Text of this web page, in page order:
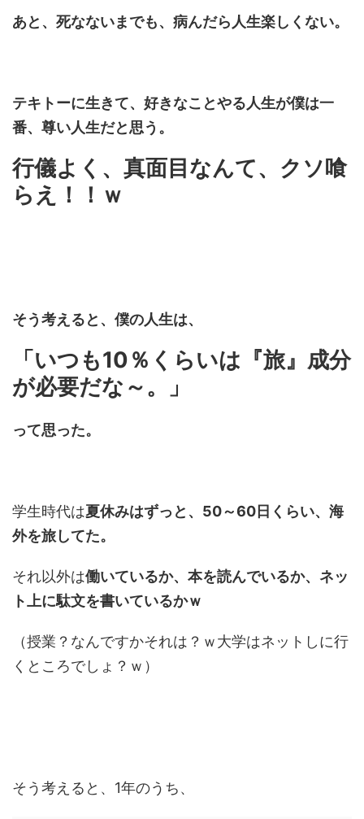
あと、死なないまでも、病んだら人生楽しくない。
テキトーに生きて、好きなことやる人生が僕は一
番、尊い人生だと思う。
行儀よく、真面目なんて、クソ喰
らえ！！ｗ
そう考えると、僕の人生は、
「いつも10％くらいは『旅』成分
が必要だな～。」
って思った。
学生時代は夏休みはずっと、50～60日くらい、海
外を旅してた。
それ以外は働いているか、本を読んでいるか、ネッ
ト上に駄文を書いているかｗ
（授業？なんですかそれは？ｗ大学はネットしに行
くところでしょ？ｗ）
そう考えると、1年のうち、